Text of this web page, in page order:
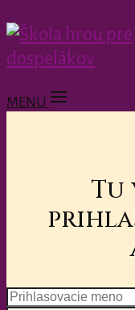
MENU
Tu